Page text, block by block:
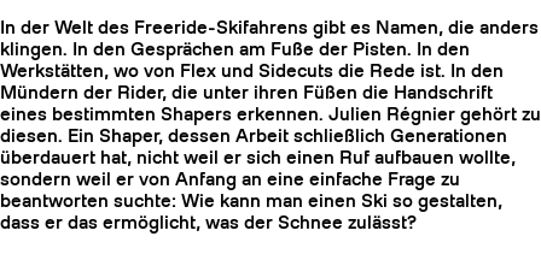
STÖCKE
In der Welt des Freeride-Skifahrens gibt es Namen, die anders
klingen. In den Gesprächen am Fuße der Pisten. In den
Werkstätten, wo von Flex und Sidecuts die Rede ist. In den
Mündern der Rider, die unter ihren Füßen die Handschrift
eines bestimmten Shapers erkennen. Julien Régnier gehört zu
diesen. Ein Shaper, dessen Arbeit schließlich Generationen
überdauert hat, nicht weil er sich einen Ruf aufbauen wollte,
sondern weil er von Anfang an eine einfache Frage zu
beantworten suchte: Wie kann man einen Ski so gestalten,
dass er das ermöglicht, was der Schnee zulässt?